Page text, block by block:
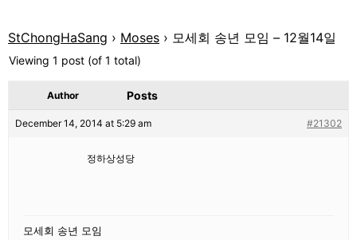
StChongHaSang › Moses › 모세회 송년 모임 – 12월14일
Viewing 1 post (of 1 total)
Author Posts
December 14, 2014 at 5:29 am #21302
정하상성당
모세회 송년 모임